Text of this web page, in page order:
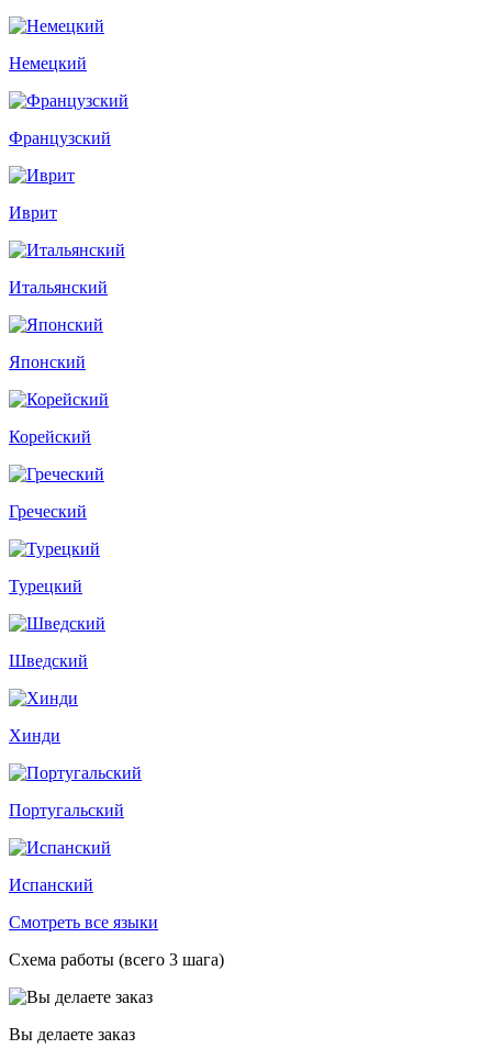
Немецкий
Французский
Иврит
Итальянский
Японский
Корейский
Греческий
Турецкий
Шведский
Хинди
Португальский
Испанский
Смотреть все языки
Схема работы (всего 3 шага)
Вы делаете заказ